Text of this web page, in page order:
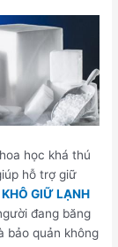
học khá thú
hỗ trợ giữ
GIỮ LẠNH
đang băng
bảo quản không